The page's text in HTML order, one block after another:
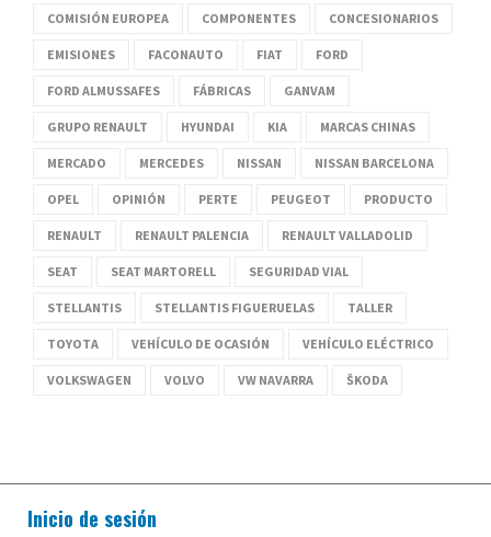
COMISIÓN EUROPEA COMPONENTES CONCESIONARIOS
EMISIONES FACONAUTO FIAT FORD
FORD ALMUSSAFES FÁBRICAS GANVAM
GRUPO RENAULT HYUNDAI KIA MARCAS CHINAS
MERCADO MERCEDES NISSAN NISSAN BARCELONA
OPEL OPINIÓN PERTE PEUGEOT PRODUCTO
RENAULT RENAULT PALENCIA RENAULT VALLADOLID
SEAT SEAT MARTORELL SEGURIDAD VIAL
STELLANTIS STELLANTIS FIGUERUELAS TALLER
TOYOTA VEHÍCULO DE OCASIÓN VEHÍCULO ELÉCTRICO
VOLKSWAGEN VOLVO VW NAVARRA ŠKODA
Inicio de sesión